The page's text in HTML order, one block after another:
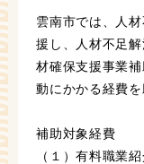
雲南市では、人
援し、人材不足
材確保支援事業
動にかかる経費を
補助対象経費
（１）有料職業